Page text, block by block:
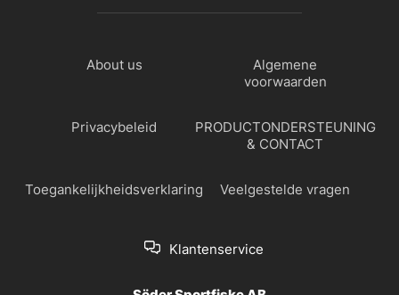
About us
Algemene
voorwaarden
Privacybeleid
PRODUCTONDERSTEUNING
& CONTACT
Toegankelijkheidsverklaring Veelgestelde vragen
Klantenservice